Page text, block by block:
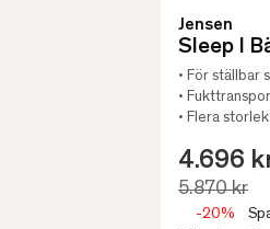
Jensen
Sleep I
• För ställbar
•
• Flera
4.696
5.870 kr
-20%